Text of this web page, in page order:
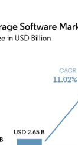
Imagem